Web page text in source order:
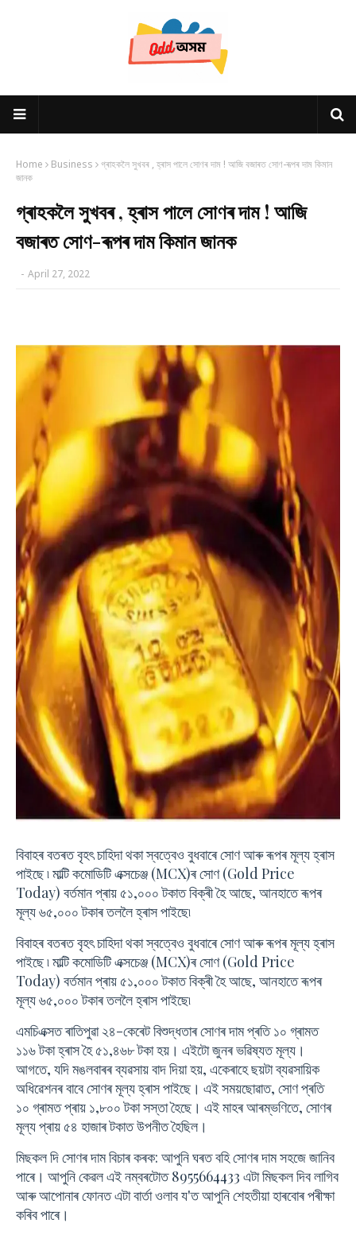
Home Business
গ্ৰাহকলৈ সুখবৰ , হ্ৰাস পালে সোণৰ দাম ! আজি বজাৰত সোণ-ৰূপৰ দাম কিমান
জানক
গ্ৰাহকলৈ সুখবৰ , হ্ৰাস পালে সোণৰ দাম ! আজি
বজাৰত সোণ-ৰূপৰ দাম কিমান জানক
- April 27, 2022
বিবাহৰ বতৰত বৃহৎ চাহিদা থকা স্বত্বেও বুধবাৰে সোণ আৰু ৰূপৰ মূল্য হ্ৰাস
পাইছে ৷ মাল্টি কমোডিটি এক্সচেঞ্জ (MCX)ৰ সোণ (Gold Price
Today) বৰ্তমান প্ৰায় ৫১,০০০ টকাত বিক্ৰী হৈ আছে, আনহাতে ৰূপৰ
মূল্য ৬৫,০০০ টকাৰ তললৈ হ্ৰাস পাইছে৷
বিবাহৰ বতৰত বৃহৎ চাহিদা থকা স্বত্বেও বুধবাৰে সোণ আৰু ৰূপৰ মূল্য হ্ৰাস
পাইছে ৷ মাল্টি কমোডিটি এক্সচেঞ্জ (MCX)ৰ সোণ (Gold Price
Today) বৰ্তমান প্ৰায় ৫১,০০০ টকাত বিক্ৰী হৈ আছে, আনহাতে ৰূপৰ
মূল্য ৬৫,০০০ টকাৰ তললৈ হ্ৰাস পাইছে৷
এমচিএক্সত ৰাতিপুৱা ২৪-কেৰেট বিশুদ্ধতাৰ সোণৰ দাম প্ৰতি ১০ গ্ৰামত
১১৬ টকা হ্ৰাস হৈ ৫১,৪৬৮ টকা হয়। এইটো জুনৰ ভৱিষ্যত মূল্য।
আগতে, যদি মঙলবাৰৰ ব্যৱসায় বাদ দিয়া হয়, একেৰাহে ছয়টা ব্যৱসায়িক
অধিৱেশনৰ বাবে সোণৰ মূল্য হ্ৰাস পাইছে। এই সময়ছোৱাত, সোণ প্ৰতি
১০ গ্ৰামত প্ৰায় ১,৮০০ টকা সস্তা হৈছে। এই মাহৰ আৰম্ভণিতে, সোণৰ
মূল্য প্ৰায় ৫৪ হাজাৰ টকাত উপনীত হৈছিল।
মিছকল দি সোণৰ দাম বিচাৰ কৰক: আপুনি ঘৰত বহি সোণৰ দাম সহজে জানিব
পাৰে। আপুনি কেৱল এই নম্বৰটোত 8955664433 এটা মিছকল দিব লাগিব
আৰু আপোনাৰ ফোনত এটা বাৰ্তা ওলাব য'ত আপুনি শেহতীয়া হাৰবোৰ পৰীক্ষা
কৰিব পাৰে।